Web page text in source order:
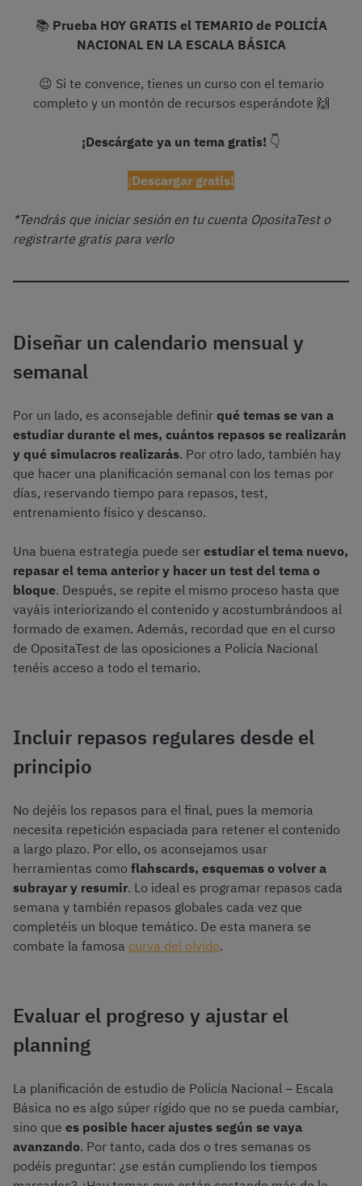
📚 Prueba HOY GRATIS el TEMARIO de POLICÍA
NACIONAL EN LA ESCALA BÁSICA
😉 Si te convence, tienes un curso con el temario
completo y un montón de recursos esperándote 🙌
¡Descárgate ya un tema gratis! 👇
¡Descargar gratis!
*Tendrás que iniciar sesión en tu cuenta OpositaTest o
registrarte gratis para verlo
Diseñar un calendario mensual y
semanal
Por un lado, es aconsejable definir qué temas se van a
estudiar durante el mes, cuántos repasos se realizarán
y qué simulacros realizarás. Por otro lado, también hay
que hacer una planificación semanal con los temas por
días, reservando tiempo para repasos, test,
entrenamiento físico y descanso.
Una buena estrategia puede ser estudiar el tema nuevo,
repasar el tema anterior y hacer un test del tema o
bloque. Después, se repite el mismo proceso hasta que
vayáis interiorizando el contenido y acostumbrándoos al
formado de examen. Además, recordad que en el curso
de OpositaTest de las oposiciones a Policía Nacional
tenéis acceso a todo el temario.
Incluir repasos regulares desde el
principio
No dejéis los repasos para el final, pues la memoria
necesita repetición espaciada para retener el contenido
a largo plazo. Por ello, os aconsejamos usar
herramientas como flahscards, esquemas o volver a
subrayar y resumir. Lo ideal es programar repasos cada
semana y también repasos globales cada vez que
completéis un bloque temático. De esta manera se
combate la famosa curva del olvido.
Evaluar el progreso y ajustar el
planning
La planificación de estudio de Policía Nacional – Escala
Básica no es algo súper rígido que no se pueda cambiar,
sino que es posible hacer ajustes según se vaya
avanzando. Por tanto, cada dos o tres semanas os
podéis preguntar: ¿se están cumpliendo los tiempos